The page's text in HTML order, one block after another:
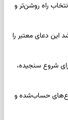
۱۴۰۵ | روزی برای انتخاب راه روشن‌تر و
این دعای معتبر را
۱۴۰۵ | پیام‌هایی برای شروع سنجیده،
۱۴۰۵ | روزی برای شروع‌های حساب‌شده و